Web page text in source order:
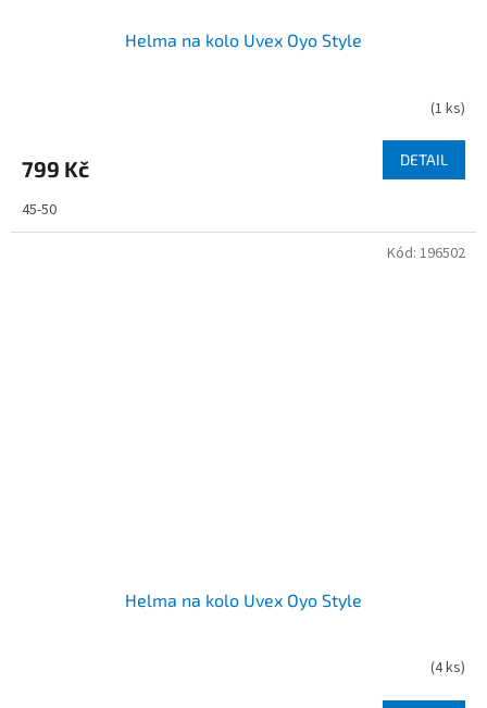
Helma na kolo Uvex Oyo Style
(1 ks)
799 Kč DETAIL
45-50
Helma na kolo Uvex Oyo Style
(4 ks)
Kód: 196502